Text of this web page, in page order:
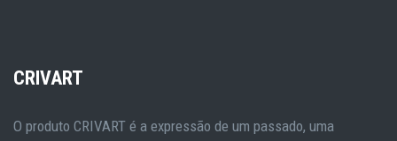
CRIVART
O produto CRIVART é a expressão de um passado, uma